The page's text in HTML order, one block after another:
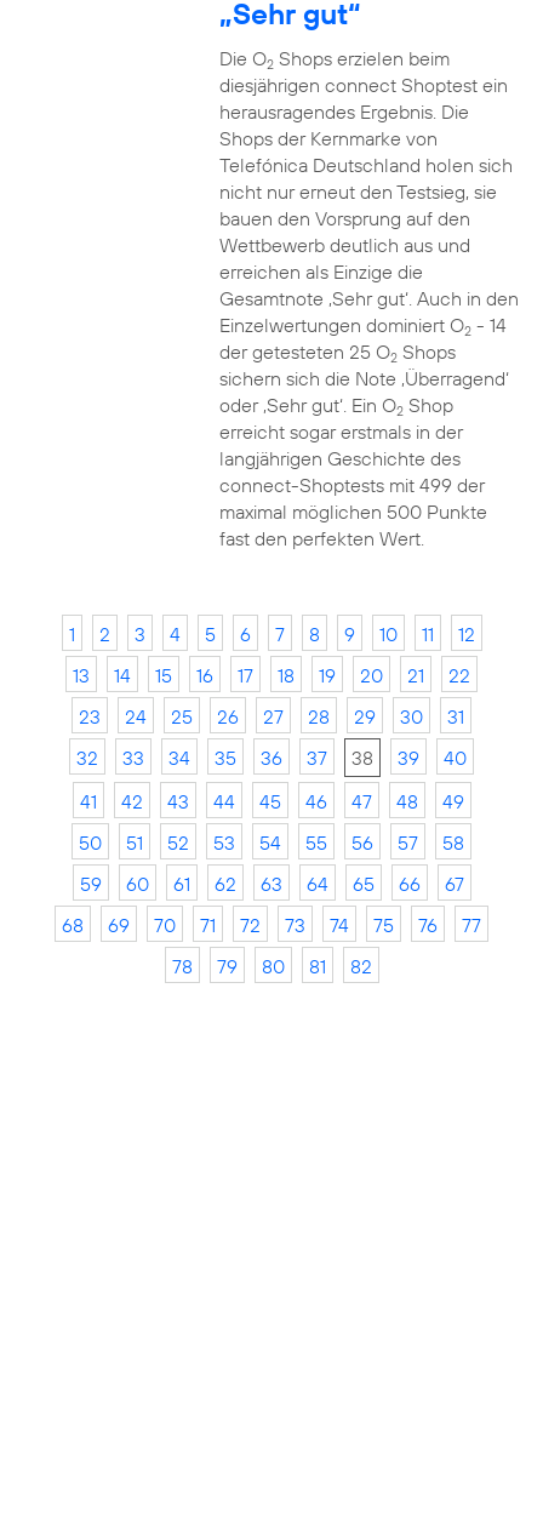
„Sehr gut“
Die O2Shops erzielen beim
diesjährigen connect Shoptest ein
herausragendes Ergebnis. Die
Shops der Kernmarke von
Telefónica Deutschland holen sich
nicht nur erneut den Testsieg, sie
bauen den Vorsprung auf den
Wettbewerb deutlich aus und
erreichen als Einzige die
Gesamtnote ‚Sehr gut‘. Auch in den
Einzelwertungen dominiert O2- 14
der getesteten 25 O2Shops
sichern sich die Note ‚Überragend‘
oder ‚Sehr gut‘. Ein O2Shop
erreicht sogar erstmals in der
langjährigen Geschichte des
connect-Shoptests mit 499 der
maximal möglichen 500 Punkte
fast den perfekten Wert.
1 2 3 4 5 6 7 8 9 10 11
12
13
14 15 16 17 18 19 20 21
22
23
24 25 26 27 28 29 30
31
32
33 34 35 36 37 38 39
40
41
42 43 44 45 46 47 48
49
50
51 52 53 54 55 56 57
58
59
60 61 62 63 64 65 66
67
68
69 70 71 72 73 74 75 76
77
78
79 80 81 82